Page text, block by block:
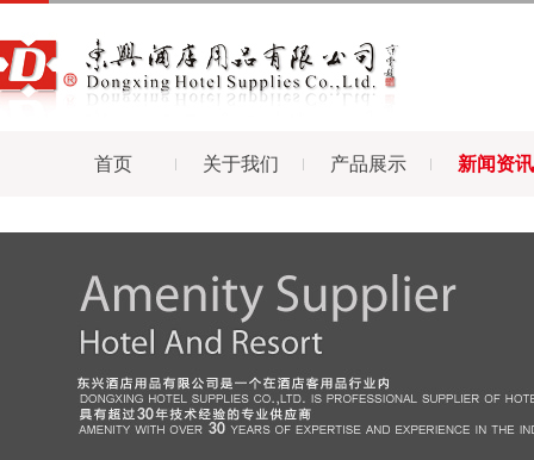
首页 关于我们 产品展示 新闻资讯